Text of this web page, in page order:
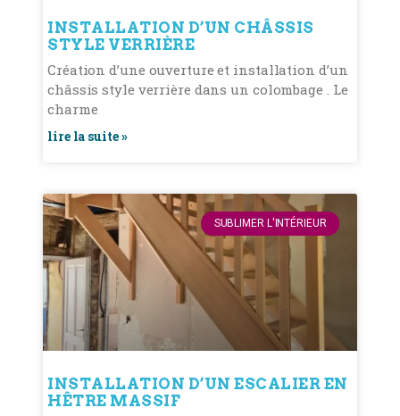
INSTALLATION D’UN CHÂSSIS
STYLE VERRIÈRE
Création d’une ouverture et installation d’un
châssis style verrière dans un colombage . Le
charme
lire la suite »
SUBLIMER L'INTÉRIEUR
INSTALLATION D’UN ESCALIER EN
HÊTRE MASSIF